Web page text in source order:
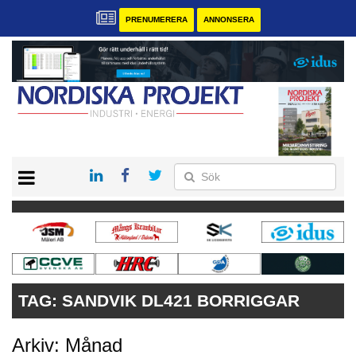
PRENUMERERA ANNONSERA
KONTAKT
VÅRA ANDRA MAGASIN
PRENUMERERA
ANNONSERA
TAG: SANDVIK DL421 BORRIGGAR
Arkiv: Månad